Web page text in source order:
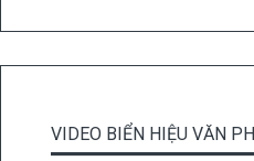
VIDEO BIỂN HIỆU VĂN